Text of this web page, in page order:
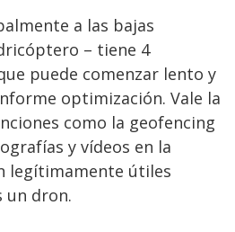
a las bajas
– tiene 4
puede comenzar lento y
optimización. Vale la
como la geofencing
y vídeos en la
legítimamente útiles
un dron.